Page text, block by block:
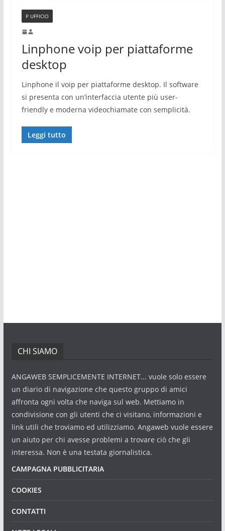
P UFFICIO
Linphone voip per piattaforme
desktop
Linphone il voip per piattaforme desktop. Il software
si presenta con un’interfaccia utente più user-
friendly e moderna videochiamate con semplicità.
Leggi tutto
CHI SIAMO
ANGAWEB SEMPLICEMENTE INTERNET... vuole solo essere
un diario di navigazione che questo gruppo di amici
affronta ogni volta che naviga sul web. Mettiamo in
condivisione con gli utenti che ci visitano, informazioni e
link utili che troviamo ed utilizziamo. Angaweb vuole essere
un aiuto per chi avesse problemi a trovare ciò che gli
interessa. Non è una testata giornalistica.
CAMPAGNA PUBBLICITARIA
COOKIES
CONTATTI